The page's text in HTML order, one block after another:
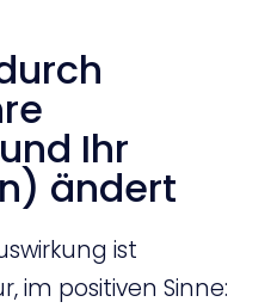
Ihr
ändert
ist
im positiven Sinne: